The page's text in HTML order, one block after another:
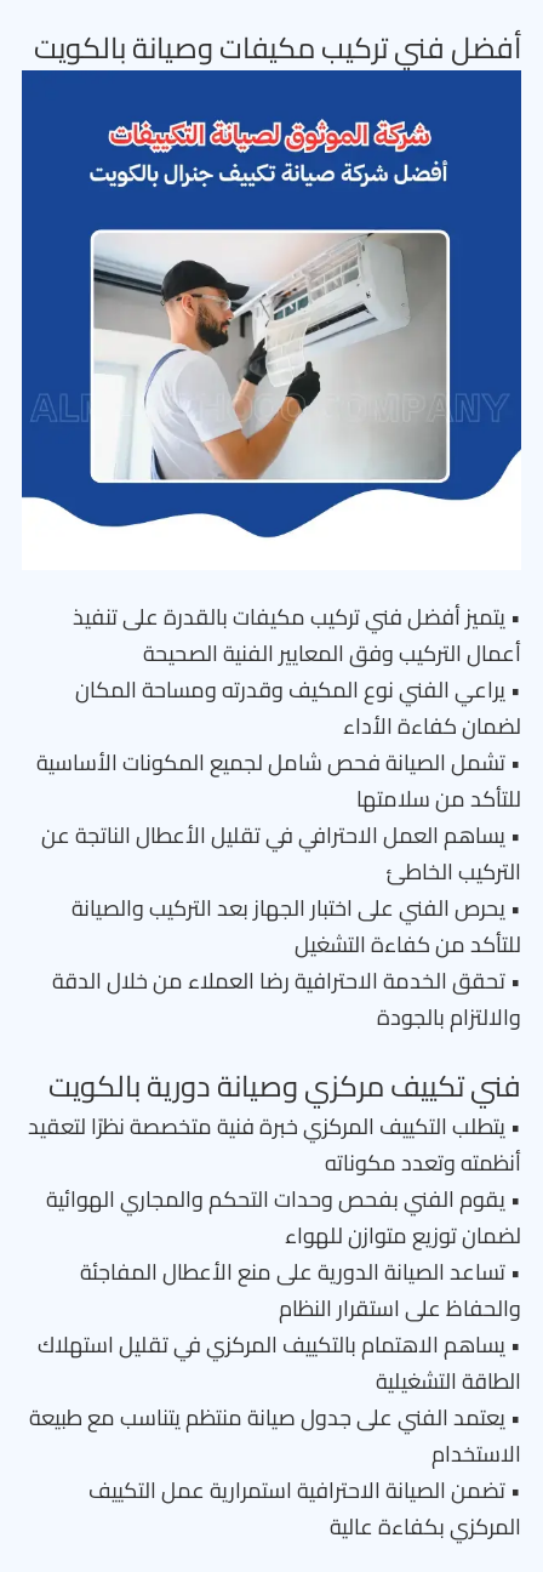
أفضل فني تركيب مكيفات وصيانة بالكويت
• يتميز أفضل فني تركيب مكيفات بالقدرة على تنفيذ
أعمال التركيب وفق المعايير الفنية الصحيحة
• يراعي الفني نوع المكيف وقدرته ومساحة المكان
لضمان كفاءة الأداء
• تشمل الصيانة فحص شامل لجميع المكونات الأساسية
للتأكد من سلامتها
• يساهم العمل الاحترافي في تقليل الأعطال الناتجة عن
التركيب الخاطئ
• يحرص الفني على اختبار الجهاز بعد التركيب والصيانة
للتأكد من كفاءة التشغيل
• تحقق الخدمة الاحترافية رضا العملاء من خلال الدقة
والالتزام بالجودة
فني تكييف مركزي وصيانة دورية بالكويت
• يتطلب التكييف المركزي خبرة فنية متخصصة نظرًا لتعقيد
أنظمته وتعدد مكوناته
• يقوم الفني بفحص وحدات التحكم والمجاري الهوائية
لضمان توزيع متوازن للهواء
• تساعد الصيانة الدورية على منع الأعطال المفاجئة
والحفاظ على استقرار النظام
• يساهم الاهتمام بالتكييف المركزي في تقليل استهلاك
الطاقة التشغيلية
• يعتمد الفني على جدول صيانة منتظم يتناسب مع طبيعة
الاستخدام
• تضمن الصيانة الاحترافية استمرارية عمل التكييف
المركزي بكفاءة عالية